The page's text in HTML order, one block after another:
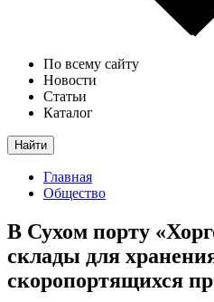
По всему сайту
Новости
Статьи
Каталог
Найти
Главная
Общество
В Сухом порту
склады для
скоропортящихся